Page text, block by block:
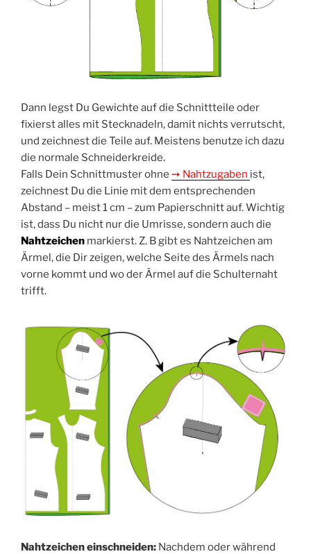
Dann legst Du Gewich­te auf die Schnitt­tei­le oder
fixierst alles mit Steck­na­deln, damit nichts ver­rutscht,
und zeich­nest die Tei­le auf. Meis­tens benut­ze ich dazu
die nor­ma­le Schneiderkreide.
Falls Dein Schnitt­mus­ter ohne ➙ Naht­zu­ga­ben ist,
zeich­nest Du die Linie mit dem ent­spre­chen­den
Abstand – meist 1 cm – zum Papier­schnitt auf. Wich­tig
ist, dass Du nicht nur die Umris­se, son­dern auch die
Naht­zei­chen mar­kierst. Z. B gibt es Naht­zei­chen am
Ärmel, die Dir zei­gen, wel­che Sei­te des Ärmels nach
vor­ne kommt und wo der Ärmel auf die Schul­ter­naht
trifft.
Naht­zei­chen ein­schnei­den: Nach­dem oder wäh­rend